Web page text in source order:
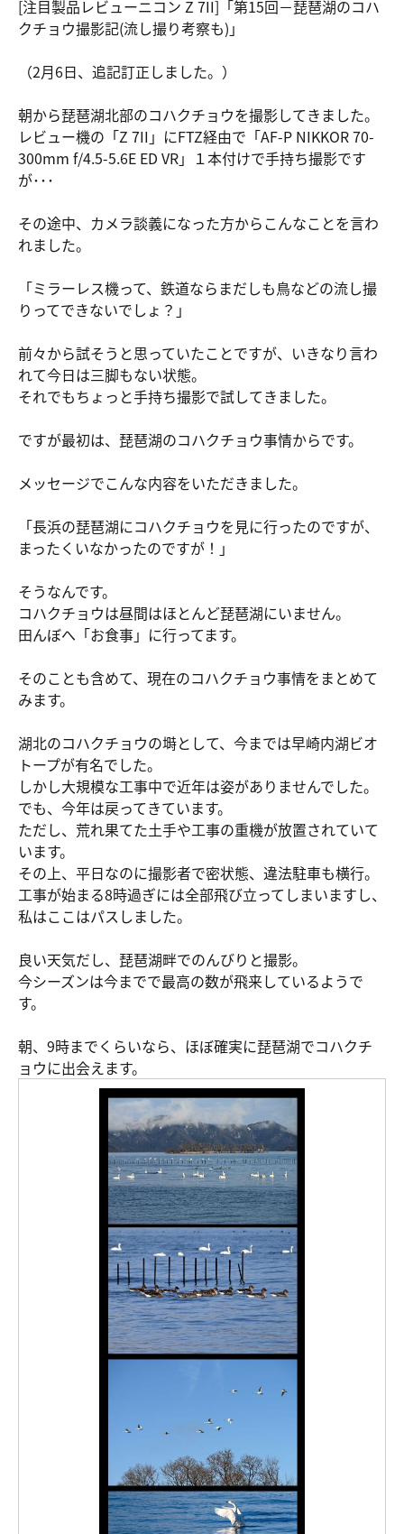
[注目製品レビューニコン Z 7II]「第15回－琵琶湖のコハ
クチョウ撮影記(流し撮り考察も)」
（2月6日、追記訂正しました。）
朝から琵琶湖北部のコハクチョウを撮影してきました。
レビュー機の「Z 7II」にFTZ経由で「AF-P NIKKOR 70-
300mm f/4.5-5.6E ED VR」１本付けで手持ち撮影です
が･･･
その途中、カメラ談義になった方からこんなことを言わ
れました。
「ミラーレス機って、鉄道ならまだしも鳥などの流し撮
りってできないでしょ？」
前々から試そうと思っていたことですが、いきなり言わ
れて今日は三脚もない状態。
それでもちょっと手持ち撮影で試してきました。
ですが最初は、琵琶湖のコハクチョウ事情からです。
メッセージでこんな内容をいただきました。
「長浜の琵琶湖にコハクチョウを見に行ったのですが、
まったくいなかったのですが！」
そうなんです。
コハクチョウは昼間はほとんど琵琶湖にいません。
田んぼへ「お食事」に行ってます。
そのことも含めて、現在のコハクチョウ事情をまとめて
みます。
湖北のコハクチョウの塒として、今までは早崎内湖ビオ
トープが有名でした。
しかし大規模な工事中で近年は姿がありませんでした。
でも、今年は戻ってきています。
ただし、荒れ果てた土手や工事の重機が放置されていて
います。
その上、平日なのに撮影者で密状態、違法駐車も横行。
工事が始まる8時過ぎには全部飛び立ってしまいますし、
私はここはパスしました。
良い天気だし、琵琶湖畔でのんびりと撮影。
今シーズンは今までで最高の数が飛来しているようで
す。
朝、9時までくらいなら、ほぼ確実に琵琶湖でコハクチ
ョウに出会えます。